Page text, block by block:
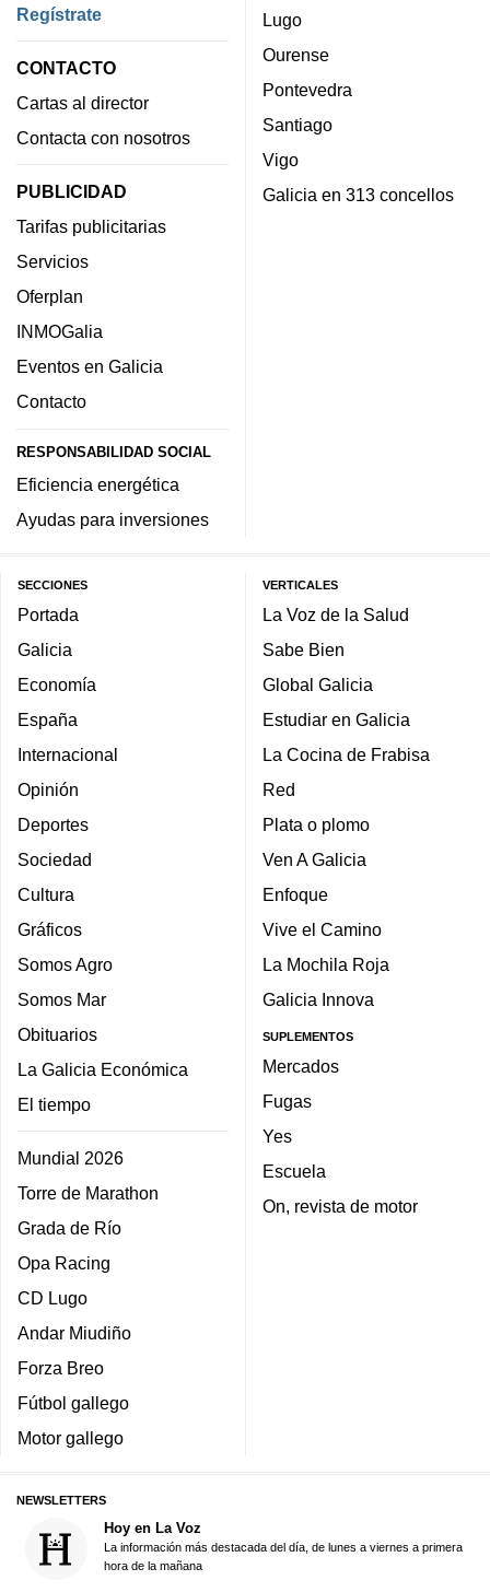
Regístrate
CONTACTO
Cartas al director
Contacta con nosotros
PUBLICIDAD
Tarifas publicitarias
Servicios
Oferplan
INMOGalia
Eventos en Galicia
Contacto
RESPONSABILIDAD SOCIAL
Eficiencia energética
Ayudas para inversiones
Lugo
Ourense
Pontevedra
Santiago
Vigo
Galicia en 313 concellos
SECCIONES
Portada
Galicia
Economía
España
Internacional
Opinión
Deportes
Sociedad
Cultura
Gráficos
Somos Agro
Somos Mar
Obituarios
La Galicia Económica
El tiempo
Mundial 2026
Torre de Marathon
Grada de Río
Opa Racing
CD Lugo
Andar Miudiño
Forza Breo
Fútbol gallego
Motor gallego
VERTICALES
La Voz de la Salud
Sabe Bien
Global Galicia
Estudiar en Galicia
La Cocina de Frabisa
Red
Plata o plomo
Ven A Galicia
Enfoque
Vive el Camino
La Mochila Roja
Galicia Innova
SUPLEMENTOS
Mercados
Fugas
Yes
Escuela
On, revista de motor
NEWSLETTERS
Hoy en La Voz
La información más destacada del día, de lunes a viernes a primera
hora de la mañana